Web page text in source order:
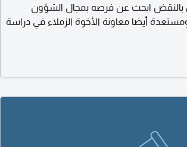
بالنقض ابحث عن فرصه بمجال الشؤون
أيضا معاونة الأخوة الزملاء في دراسة